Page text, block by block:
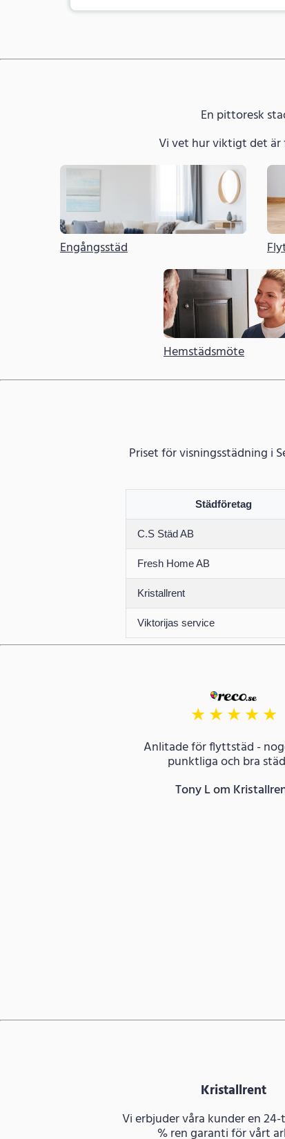
En pittoresk
Vi vet hur viktigt det
Engångsstäd
Hemstädsmöte
Priset för visningsstädning i
Städföretag
C.S Städ AB
Fresh Home AB
Kristallrent
Viktorijas service
★★★★★
Anlitade för flyttstäd -
punktliga och bra
Tony L om
Kristallrent
Vi erbjuder våra kunder en 24-
% ren garanti för vårt